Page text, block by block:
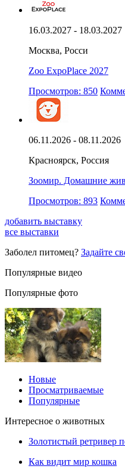
16.03.2027 - 18.03.2027
Москва, Росси
Zoo ExpoPlace 2027
Просмотров: 850
06.11.2026 - 08.11.2026
Красноярск, Россия
Зоомир. Домашние
Просмотров: 893
добавить выставку
все выставки
Заболел питомец? Задайте
Популярные видео
Популярные фото
Новые
Просматриваемые
Популярные
Интересное о животных
Золотистый ретривер
Как видит мир кошка